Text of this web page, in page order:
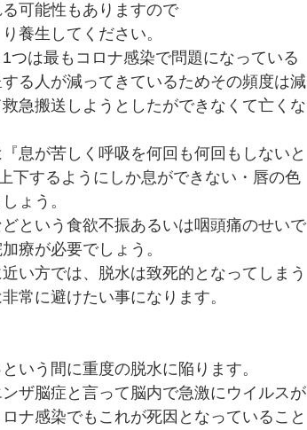
可能性もありますので
養生してください。
つは最もコロナ感染で問題になっている
る人が減ってきているためその頻度は減
急搬送しようとしたができなくて亡くな
息が苦しく呼吸を何回も何回もしないと
下するようにしか息ができない・唇の色
ょう。
という食欲不振あるいは咽頭痛のせいで
療が必要でしょう。
い方では、脱水は致死的となってしまう
常に避けたい事になります。
いう間に重度の脱水に陥ります。
ザ脳症と言って脳内で急激にウイルスが
ナ感染でもこれが死因となっていること